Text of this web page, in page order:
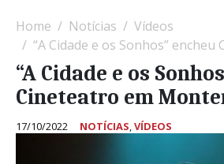
Home Notícias
Vídeos
“A Cidade e os Sonhos” encheu
“A Cidade e os
Cineteatro em
17/10/2022 NOTÍCIAS,VÍDEOS